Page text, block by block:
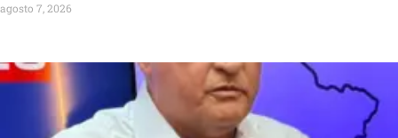
agosto 7, 2026